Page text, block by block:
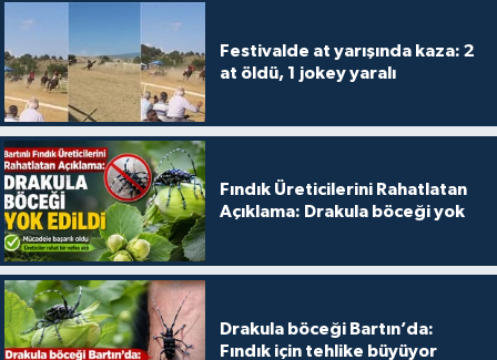
Festivalde at yarışında kaza: 2
at öldü, 1 jokey yaralı
Fındık Üreticilerini Rahatlatan
Açıklama: Drakula böceği yok
Drakula böceği Bartın’da:
Fındık için tehlike büyüyor